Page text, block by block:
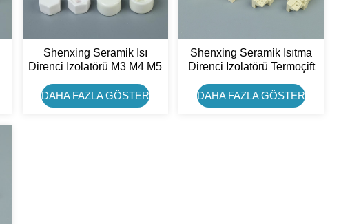
Shenxing Seramik Isı
Direnci Izolatörü M3 M4 M5
DAHA FAZLA GÖSTER
Shenxing Seramik Isıtma
Direnci Izolatörü Termoçift
Soket
DAHA FAZLA GÖSTER